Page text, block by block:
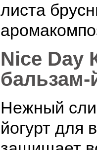
листа
Nice Day
бальзам-
Нежный
йогурт для